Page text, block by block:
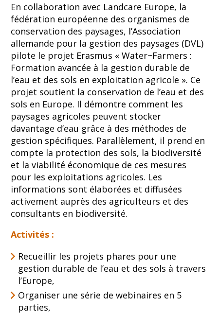
En collaboration avec Landcare Europe, la
fédération européenne des organismes de
conservation des paysages, l’Association
allemande pour la gestion des paysages (DVL)
pilote le projet Erasmus « Water~Farmers :
Formation avancée à la gestion durable de
l’eau et des sols en exploitation agricole ». Ce
projet soutient la conservation de l’eau et des
sols en Europe. Il démontre comment les
paysages agricoles peuvent stocker
davantage d’eau grâce à des méthodes de
gestion spécifiques. Parallèlement, il prend en
compte la protection des sols, la biodiversité
et la viabilité économique de ces mesures
pour les exploitations agricoles. Les
informations sont élaborées et diffusées
activement auprès des agriculteurs et des
consultants en biodiversité.
Activités :
Recueillir les projets phares pour une
gestion durable de l’eau et des sols à travers
l’Europe,
Organiser une série de webinaires en 5
parties,